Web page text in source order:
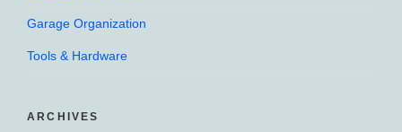
Garage Organization
Tools & Hardware
ARCHIVES